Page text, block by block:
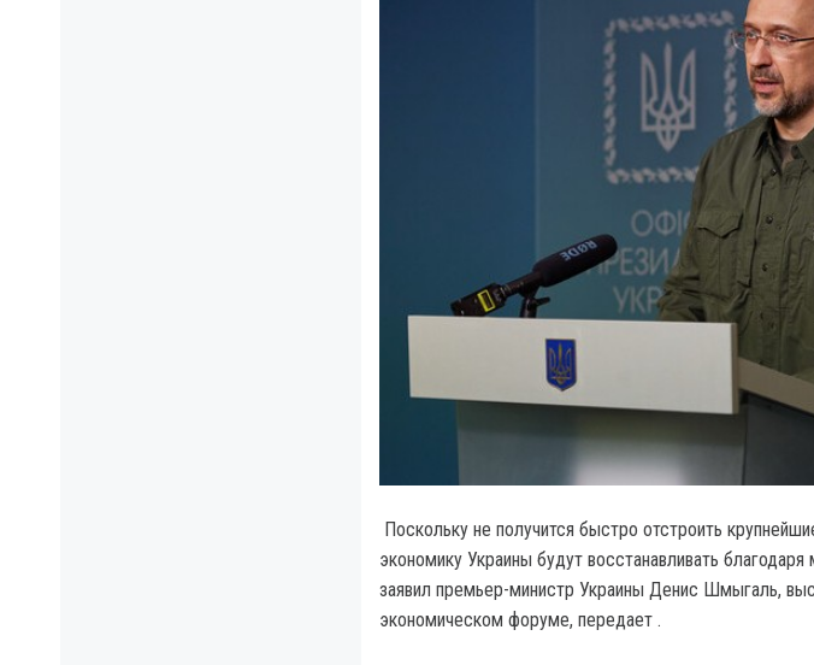
Поскольку не получится быстро отстроить
экономику Украины будут восстанавливать
заявил премьер-министр Украины Денис Шмыгаль,
экономическом форуме, передает .